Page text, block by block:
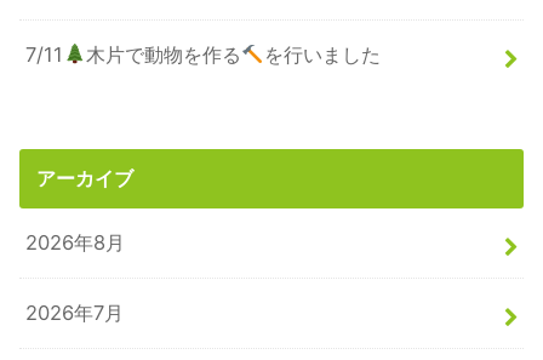
7/11 木片で動物を作る を行いました
アーカイブ
2026年8月
2026年7月